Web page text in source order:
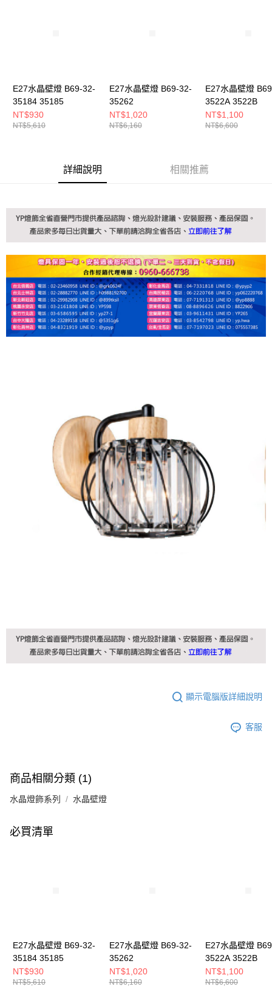
時審查核予不同之上限額度；若仍有額度不足之情形，本公司將視審查結果
５．嚴禁一人註冊多個帳號或使用他人資訊註冊。若發現惡意使用之情形，
恩沛科技股份有限公司將有權停止該用戶之使用額度並採取法律行動。
E27水晶壁燈 B69-32-
35184 35185
NT$930
NT$5,610
E27水晶壁燈 B69-32-
35262
NT$1,020
NT$6,160
E27水晶壁燈
3522A 3522B
NT$1,100
NT$6,600
詳細說明 相關推薦
顯示電腦版詳細說明
客服
商品相關分類 (1)
水晶燈飾系列 水晶壁燈
必買清單
E27水晶壁燈 B69-32-
35184 35185
NT$930
NT$5,610
E27水晶壁燈 B69-32-
35262
NT$1,020
NT$6,160
E27水晶壁燈
3522A 3522B
NT$1,100
NT$6,600